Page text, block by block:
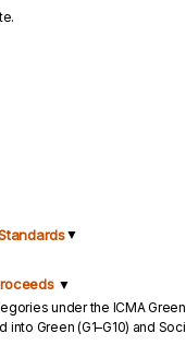
▼
▼
under the ICMA
Green (G1–G10) and